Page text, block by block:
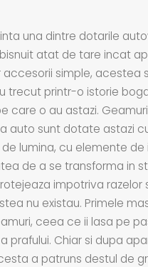
una dintre dotarile
atat de tare incat
accesorii simple, acestea
trecut printr-o istorie
care o au astazi.
auto sunt dotate astazi
lumina, cu elemente de
de a se transforma in
impotriva razelor
nu existau. Primele
ceea ce ii lasa pe
prafului. Chiar si dupa
a patruns destul de